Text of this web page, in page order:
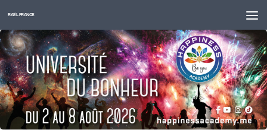
Skip to content
RAËL FRANCE